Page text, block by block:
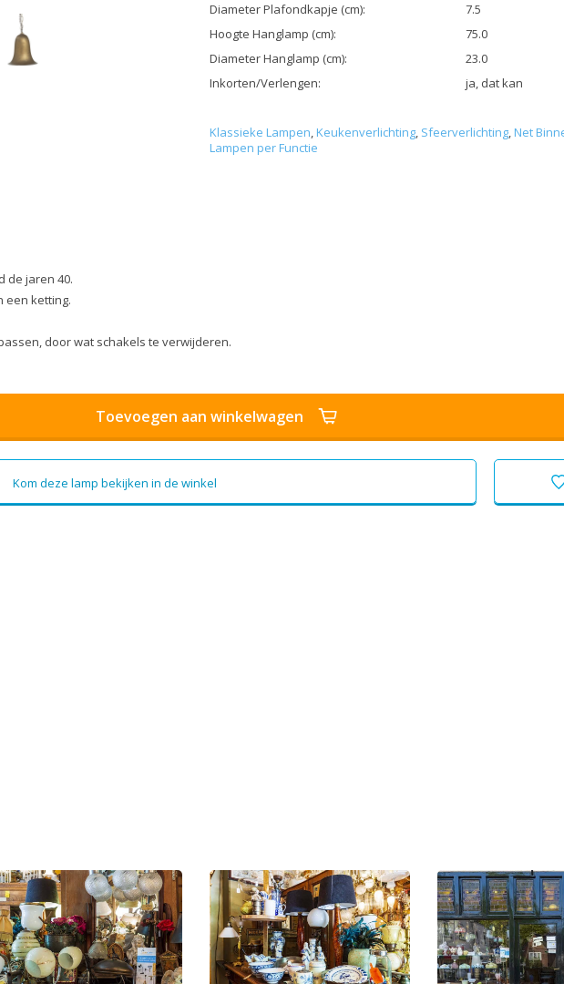
Diameter Plafondkapje (cm):
7.5
Hoogte Hanglamp (cm):
75.0
Diameter Hanglamp (cm):
23.0
Inkorten/Verlengen:
ja, dat kan
Klassieke Lampen,Keukenverlichting, Sfeerverlichting,Net
Lampen per Functie
de jaren 40.
een ketting.
door wat schakels te verwijderen.
Toevoegen aan winkelwagen
Kom deze lamp bekijken in de winkel